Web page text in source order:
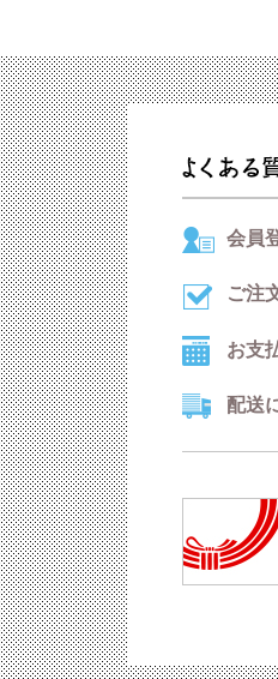
会員
ご注
お支
配送